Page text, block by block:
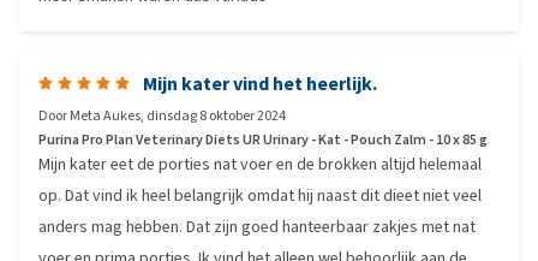
Mijn kater vind het heerlijk.
DoorMeta Aukes, dinsdag 8 oktober 2024
Purina Pro Plan Veterinary Diets UR Urinary - Kat - Pouch Zalm - 10 x 85 g
Mijn kater eet de porties nat voer en de brokken altijd helemaal
op. Dat vind ik heel belangrijk omdat hij naast dit dieet niet veel
anders mag hebben. Dat zijn goed hanteerbaar zakjes met nat